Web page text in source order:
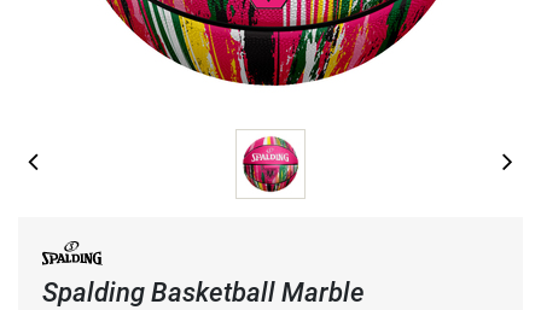
Spalding Basketball Marble